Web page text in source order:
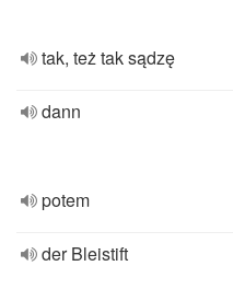
tak, też tak sądzę
dann
potem
der Bleistift